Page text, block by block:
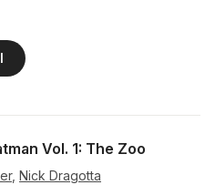
Totalt antal röster:
Vol. 1: The Zoo
, Nick Dragotta